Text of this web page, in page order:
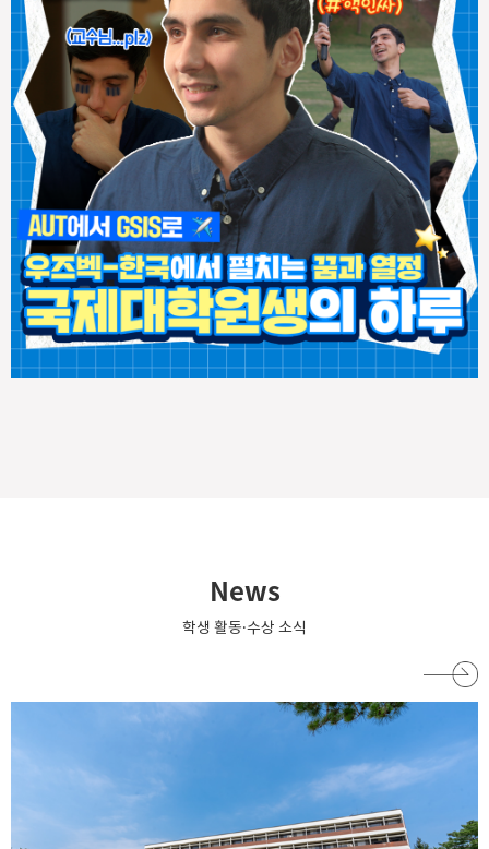
'스펀지' 같은 구조로, 물질을 저장하거나 이동시키는 데 유리한 특성
을 갖는다. 이러한 구조에서는 구멍(기공, pore)의 크기와 연결 방식
에 따라 물질의 이동 속도와 반응 효율이 크게 달라진다. 이러한 특성
을 바탕으로 산업계·학계에서는 다공성 소재를 ▲흡착·분리 ▲촉매
▲에너지 저장 등에 활용하고 있다. 정수기 필터나 탈취제 등에 쓰이
는 활성탄, 제습제나 건조제로 흔히 쓰이는 실리카겔 등이 우리 일상
속에서 볼 수 있는 다공성 소재다. 공동 연구팀의 연구 성과를 설명하
는 이미지. 두 종류의 고분자를 혼합한 이성분계 고분자 블렌드(그림
왼쪽)의 상분리 현상을 이용해 거대기공과 메조기공이 함께 존재하
는 탄소 소재를 합성했다(그림 오른쪽). 오른쪽 그림에서 파란색 실선
으로 표시된 영역은 메조기공을 나타내며, 핑크색 점선으로 표시된
영역은 거대기공을 의미한다 특히 머리카락 굵기의 수만 분의 1 수준
(1~100nm)에서 물질을 제어하는 나노 소재 분야에서는 기공 크기
에 따라 물질 이동과 반응 특성이 크게 달라진다. 거대기공
(Macroporous)과 메조기공(Mesoporous)이 각각 다른 기능을
수행하는 것. 기공의 크기가 50nm 이상인 거대기공은 물질이 빠르
위해 서로 다른 두 종류의 고분자를 혼합한 이성분계 고분자(Binary
Polymer) 블렌드의 '자기조립(Self-assembly) 현상'에 주목했다.
를 형성하는데, 이를 '자기조립 현상'이라 한다. 연구팀은 이러한 자
립하고, 이를 통해 기공 크기와 화학 조성을 비교적 간단하게 제어할
를 차세대 2차 전지인 포타슘이온전지(K-ion battery)의 음극에 적
용한 결과, 높은 에너지 저장 용량과 우수한 안정성을 동시에 확보할
수 있음을 확인했다. 이는 기공 구조를 독립적으로 설계함으로써 이
온 이동 경로와 반응 활성 면적을 동시에 최적화한 결과다. 황종국 교
News
학생 활동·수상 소식